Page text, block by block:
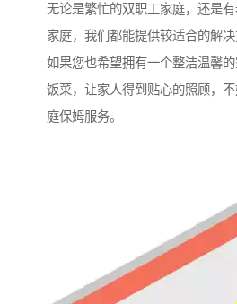
无论是繁忙的双职工家庭，还是
家庭，我们都能提供较适合的解决
如果您也希望拥有一个整洁温馨
饭菜，让家人得到贴心的照顾，
庭保姆服务。